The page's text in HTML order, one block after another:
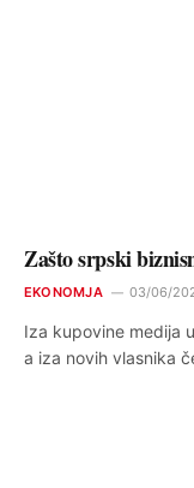
Zašto srpski
EKONOMJA 03/06/
Iza kupovine medija
a iza novih vlasnika